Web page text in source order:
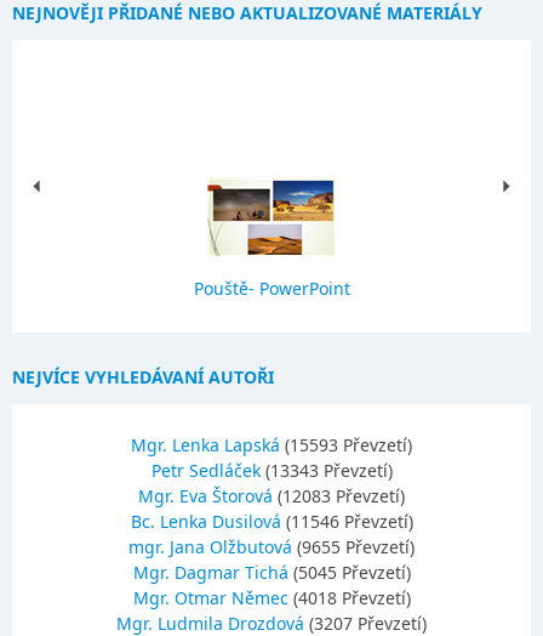
NEJNOVĚJI PŘIDANÉ NEBO AKTUALIZOVANÉ MATERIÁLY
Pouště- PowerPoint
NEJVÍCE VYHLEDÁVANÍ AUTOŘI
Mgr. Lenka Lapská (15593 Převzetí)
Petr Sedláček (13343 Převzetí)
Mgr. Eva Štorová (12083 Převzetí)
Bc. Lenka Dusilová (11546 Převzetí)
mgr. Jana Olžbutová (9655 Převzetí)
Mgr. Dagmar Tichá (5045 Převzetí)
Mgr. Otmar Němec (4018 Převzetí)
Mgr. Ludmila Drozdová (3207 Převzetí)